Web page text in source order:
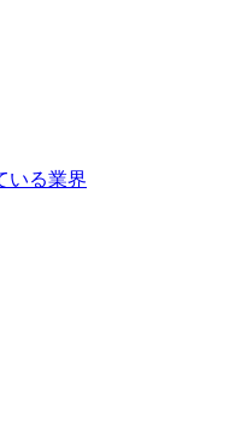
いる業界